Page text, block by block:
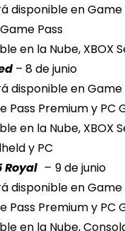
disponible en
Pass
en la Nube, XBOX
– 8 de junio
disponible en
Pass Premium y PC
en la Nube, XBOX
y PC
Royal –9 de junio
disponible en
Pass Premium y PC
en la Nube,